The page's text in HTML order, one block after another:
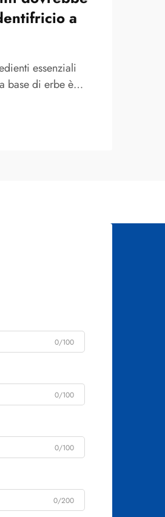
a
essenziali
base di erbe è
per la cura orale,
0/100
0/100
0/100
0/200